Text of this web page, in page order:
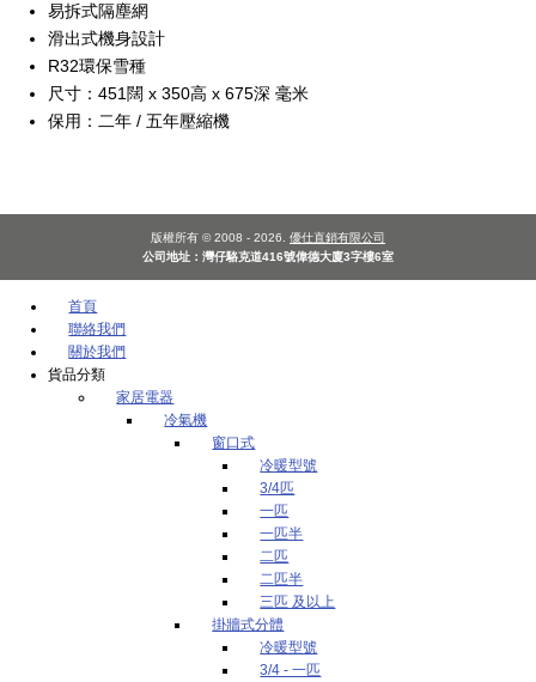
易拆式隔塵網
滑出式機身設計
R32環保雪種
尺寸：451闊 x 350高 x 675深 毫米
保用：二年 / 五年壓縮機
版權所有 © 2008 - 2026. 優仕直銷有限公司
公司地址：灣仔駱克道416號偉德大廈3字樓6室
首頁
聯絡我們
關於我們
貨品分類
家居電器
冷氣機
窗口式
冷暖型號
3/4匹
一匹
一匹半
二匹
二匹半
三匹 及以上
掛牆式分體
冷暖型號
3/4 - 一匹